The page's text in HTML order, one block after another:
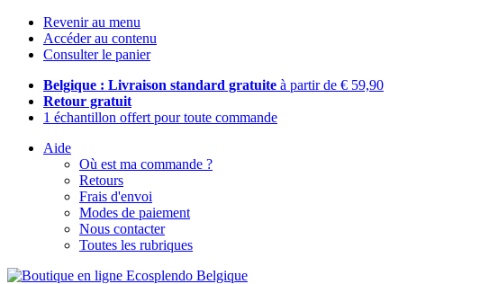
Revenir au menu
Accéder au contenu
Consulter le panier
Belgique : Livraison standard gratuite à partir de € 59,90
Retour gratuit
1 échantillon offert pour toute commande
Aide
Où est ma commande ?
Retours
Frais d'envoi
Modes de paiement
Nous contacter
Toutes les rubriques